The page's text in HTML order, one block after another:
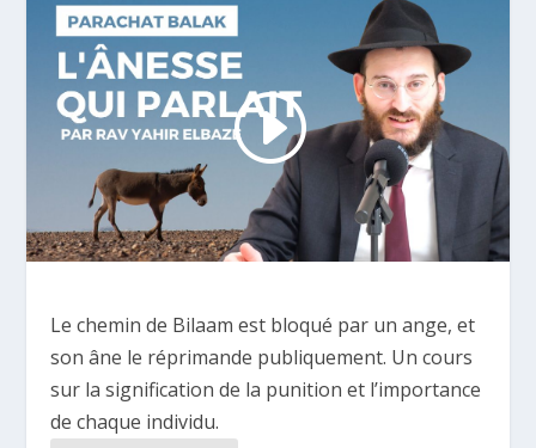
Le chemin de Bilaam est bloqué par un ange,et
son âne le réprimande publiquement. Un cours
sur la signification de la punitionet l’importance
de chaque individu.